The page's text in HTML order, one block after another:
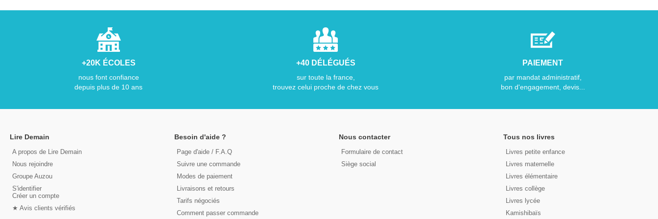
+20K ÉCOLES
nous font confiance
depuis plus de 10 ans
+40 DÉLÉGUÉS
sur toute la france,
trouvez celui proche de chez vous
PAIEMENT
par mandat administratif,
bon d'engagement, devis...
Lire Demain
A propos de Lire Demain
Nous rejoindre
Groupe Auzou
S'identifier
Créer un compte
★ Avis clients vérifiés
Besoin d'aide ?
Page d'aide / F.A.Q
Suivre une commande
Modes de paiement
Livraisons et retours
Tarifs négociés
Comment passer commande
Nous contacter
Formulaire de contact
Siège social
Tous nos livres
Livres petite enfance
Livres maternelle
Livres élémentaire
Livres collège
Livres lycée
Kamishibaïs